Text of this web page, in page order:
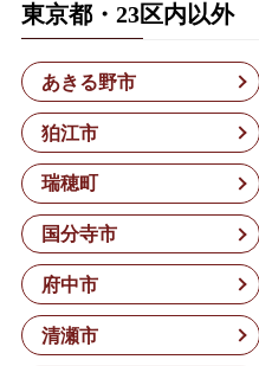
東京都・23区内以外
あきる野市
狛江市
瑞穂町
国分寺市
府中市
清瀬市